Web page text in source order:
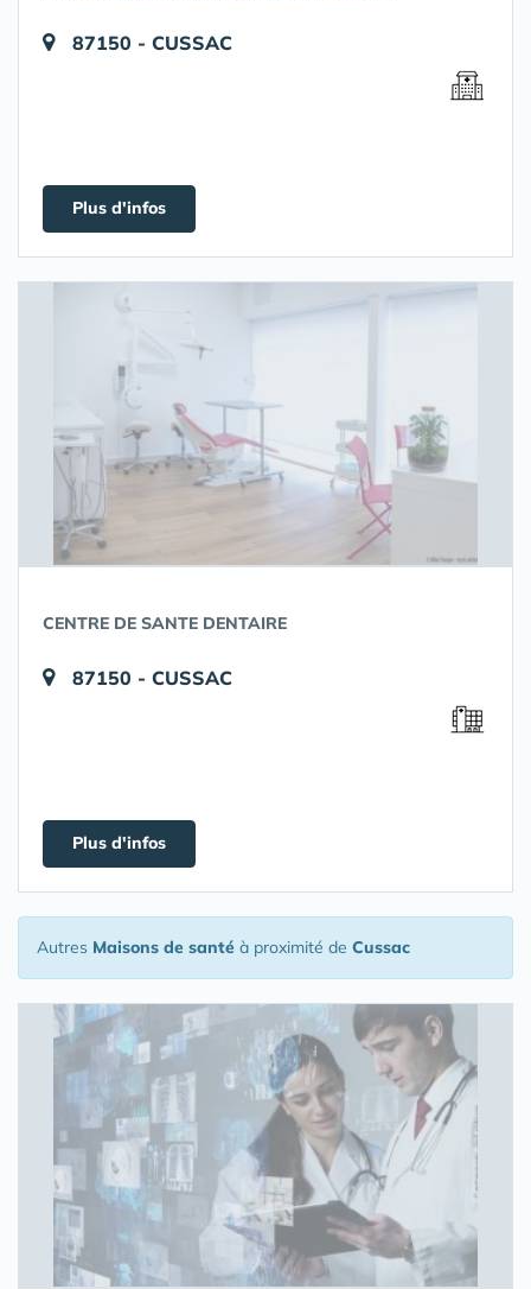
87150 - CUSSAC
Plus d'infos
CENTRE DE SANTE DENTAIRE
87150 - CUSSAC
Plus d'infos
Autres Maisons de santé à proximité de Cussac